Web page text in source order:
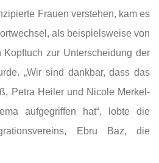
Frauen verstehen, kam es
als beispielsweise von
zur Unterscheidung der
„Wir sind dankbar, dass das
Petra Heiler und Nicole Merkel-
aufgegriffen hat“, lobte die
Ebru Baz, die